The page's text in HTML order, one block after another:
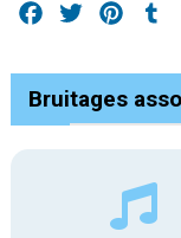
Facebook
Twitter
Bruitages